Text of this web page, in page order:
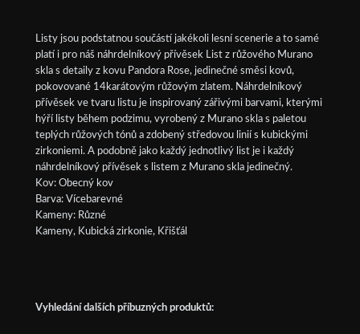
Listy jsou podstatnou součástí jakékoli lesní scenerie a to samé
platí i pro náš náhrdelníkový přívěsek List z růžového Murano
skla s detaily z kovu Pandora Rose, jedinečné směsi kovů,
pokovované 14karátovým růžovým zlatem. Náhrdelníkový
přívěsek ve tvaru listu je inspirovaný zářivými barvami, kterými
hýří listy během podzimu, vyrobený z Murano skla s paletou
teplých růžových tónů a zdobený středovou linií s kubickými
zirkoniemi. A podobně jako každý jednotlivý list je i každý
náhrdelníkový přívěsek s listem z Murano skla jedinečný.
Kov: Obecný kov
Barva: Vícebarevné
Kameny: Různé
Kameny, Kubická zirkonie, Křišťál
Vyhledání dalších příbuzných produktů: